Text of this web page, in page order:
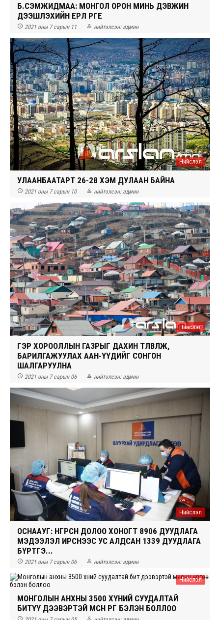
Б.СЭМЖИДМАА: МОНГОЛ ОРОН МИНЬ ДЭВЖИН
ДЭЭШЛЭХИЙН ЕРӨӨЛ ӨРГӨЕ
 2021 оны 7 сарын 11  нийтэлсэн: админ
Нийслэл
УЛААНБААТАРТ 26-28 ХЭМ ДУЛААН БАЙНА
 2021 оны 7 сарын 10  нийтэлсэн: админ
Нийслэл
ГЭР ХОРООЛЛЫН ГАЗРЫГ ДАХИН ТӨЛӨВЛӨЖ,
БАРИЛГАЖУУЛАХ ААН-ҮҮДИЙГ СОНГОН
ШАЛГАРУУЛНА
 2021 оны 7 сарын 06  нийтэлсэн: админ
Нийслэл
ОСНААУГ: ӨНГӨРСӨН ДОЛОО ХОНОГТ 8906 ДУУДЛАГА
МЭДЭЭЛЭЛ ИРСНЭЭС УС АЛДСАН 1339 ДУУДЛАГА
БҮРТГЭ...
 2021 оны 7 сарын 06  нийтэлсэн: админ
Нийслэл
МОНГОЛЫН АНХНЫ 3500 ХҮНИЙ СУУДАЛТАЙ
БИТҮҮ ДЭЭВЭРТЭЙ МӨСӨН ӨРГӨӨ БЭЛЭН БОЛЛОО
 